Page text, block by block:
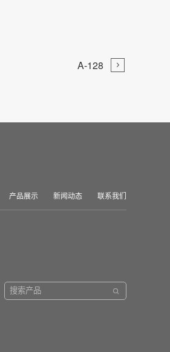
A-128 
产品展示 新闻动态 联系我们
